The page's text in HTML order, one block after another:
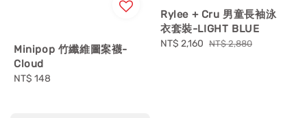
Minipop 竹纖維圖案襪-
Cloud
Regular
NT$ 148
Rylee + Cru 男童長袖泳
衣套裝-LIGHT BLUE
Sale
NT$ 2,160 Regular
NT$ 2,880